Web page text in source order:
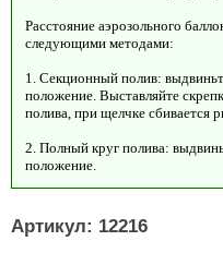
Расстояние аэрозольного
следующими методами:
1. Секционный полив:
положение. Выставляйте
полива, при щелчке сбивается
2. Полный круг полива:
положение.
Артикул: 12216